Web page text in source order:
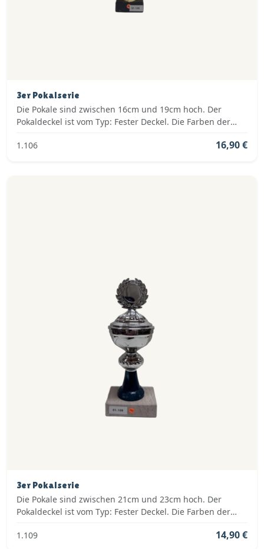
3er Pokalserie
Die Pokale sind zwischen 16cm und 19cm hoch. Der
Pokaldeckel ist vom Typ: Fester Deckel. Die Farben der
1.106
16,90 €
3er Pokalserie
Die Pokale sind zwischen 21cm und 23cm hoch. Der
Pokaldeckel ist vom Typ: Fester Deckel. Die Farben der
1.109
14,90 €